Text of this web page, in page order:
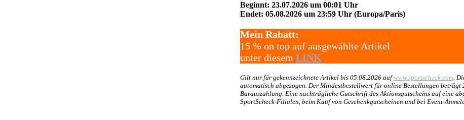
Beginnt: 23.07.2026 um 00:01 Uhr
Endet: 05.08.2026 um 23:59 Uhr (Europa/Paris)
Mein Rabatt:
15 % on top auf ausgewählte Artikel
unter diesem LINK
Gilt nur für gekennzeichnete Artikel bis 05.08.2026 aufwww.sportscheck.com.
automatisch abgezogen. Der Mindestbestellwert für online Bestellungen
Barauszahlung. Eine nachträgliche Gutschrift des Aktionsgutscheins auf eine
SportScheck-Filialen, beim Kauf von Geschenkgutscheinen und bei Event-